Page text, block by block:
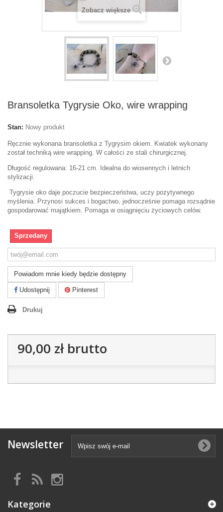
Zobacz większe
Bransoletka Tygrysie Oko, wire wrapping
Stan: Nowy produkt
Ręcznie wykonana bransoletka z Tygrysim okiem. Kwiatek wykonany
został techniką wire wrapping. W całości ze stali chirurgicznej.
Długość regulowana: 16-21 cm. Idealna do wiosennych i letnich
stylizacji.
Tygrysie oko daje poczucie bezpieczeństwa, uczy pozytywnego
myślenia. Przynosi sukces i bogactwo, jednocześnie pomaga rozsądnie
gospodarować majątkiem. Pomaga w osiągnięciu życiowych celów.
Sprzedany
Powiadom mnie kiedy będzie dostępny
Udostępnij Pinterest
Drukuj
90,00 złbrutto
Newsletter
Kategorie